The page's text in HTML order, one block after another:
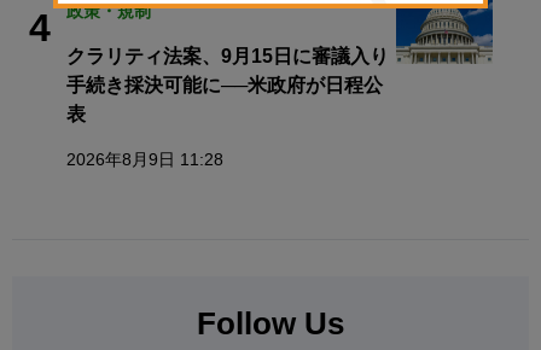
4 政策・規制
クラリティ法案、9月15日に審議入り
手続き採決可能に──米政府が日程公
表
2026年8月9日 11:28
Follow Us